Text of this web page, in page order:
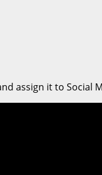
assign it to Social